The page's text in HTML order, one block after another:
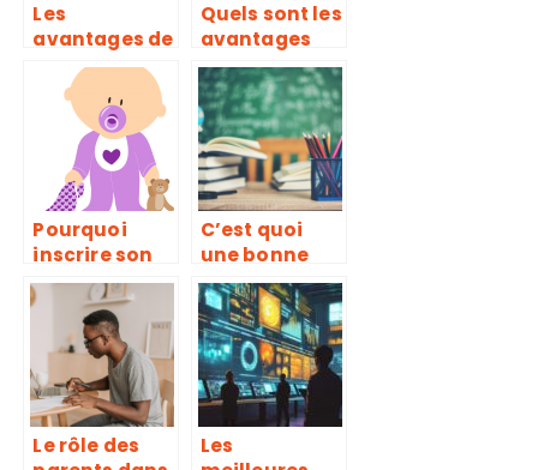
Les
avantages de
certification
Scrum Master
Quels sont les
avantages
des cours en
visioconferen
ce ?
Pourquoi
inscrire son
enfant dans
une creche
sensorielle ?
C’est quoi
une bonne
éducation ?
Le rôle des
Les